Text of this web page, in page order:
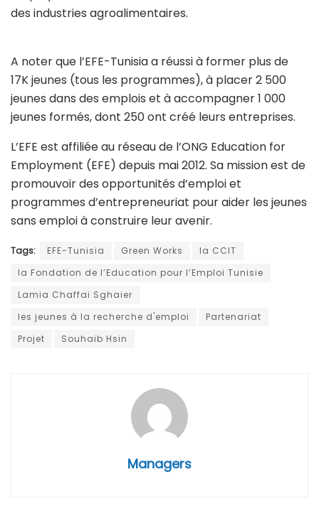
des industries agroalimentaires.
A noter que l’EFE-Tunisia a réussi à former plus de
17K jeunes (tous les programmes), à placer 2 500
jeunes dans des emplois et à accompagner 1 000
jeunes formés, dont 250 ont créé leurs entreprises.
L’EFE est affiliée au réseau de l’ONG Education for
Employment (EFE) depuis mai 2012. Sa mission est de
promouvoir des opportunités d’emploi et
programmes d’entrepreneuriat pour aider les jeunes
sans emploi à construire leur avenir.
Tags: EFE-Tunisia Green Works
la CCIT
la Fondation de l’Education pour l’Emploi Tunisie
Lamia Chaffai Sghaier
les jeunes à la recherche d'emploi
Partenariat
Projet
Souhaib Hsin
Managers